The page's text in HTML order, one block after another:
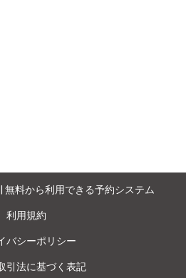
無料から利用できる予約システム
利用規約
バシーポリシー
引法に基づく表記